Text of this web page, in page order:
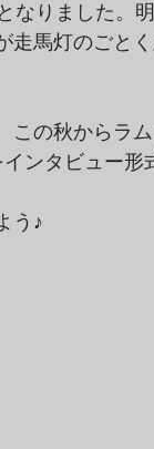
なりました。
走馬灯のごと
この秋からラ
ンタビュー
う♪